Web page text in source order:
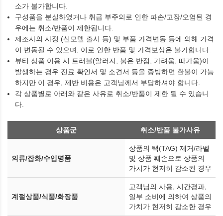
소가 불가합니다.
구성품을 분실하였거나 취급 부주의로 인한 파손/고장/오염된 경
우에는 취소/반품이 제한됩니다.
제조사의 사정 (신모델 출시 등) 및 부품 가격변동 등에 의해 가격
이 변동될 수 있으며, 이로 인한 반품 및 가격보상은 불가합니다.
뷰티 상품 이용 시 트러블(알러지, 붉은 반점, 가려움, 따가움)이
발생하는 경우 진료 확인서 및 소견서 등을 증빙하면 환불이 가능
하지만 이 경우, 제반 비용은 고객님께서 부담하셔야 합니다.
각 상품별로 아래와 같은 사유로 취소/반품이 제한 될 수 있습니
다.
상품군 취소/반품 불가사유
의류/잡화/수입명품
상품의 택(TAG) 제거/라벨
및 상품 훼손으로 상품의
가치가 현저히 감소된 경우
계절상품/식품/화장품
고객님의 사용, 시간경과,
일부 소비에 의하여 상품의
가치가 현저히 감소한 경우